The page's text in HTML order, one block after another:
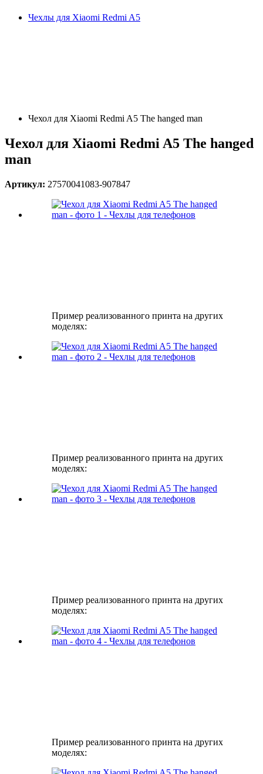
Чехлы для Xiaomi Redmi A5
Чехол для Xiaomi Redmi A5 The hanged man
Чехол для Xiaomi Redmi A5 The hanged
man
Артикул: 27570041083-907847
Пример реализованного принта на других
моделях:
Пример реализованного принта на других
моделях:
Пример реализованного принта на других
моделях:
Пример реализованного принта на других
моделях: